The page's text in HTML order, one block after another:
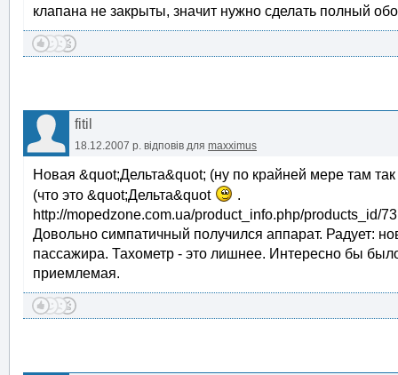
клапана не закрыты, значит нужно сделать полный
fitil
18.12.2007 р. відповів для maxximus
Новая &quot;Дельта&quot; (ну по крайней мере там
(что это &quot;Дельта&quot
.
http://mopedzone.com.ua/product_info.php/products_id/73
Довольно симпатичный получился аппарат. Радует:
пассажира. Тахометр - это лишнее. Интересно бы
приемлемая.